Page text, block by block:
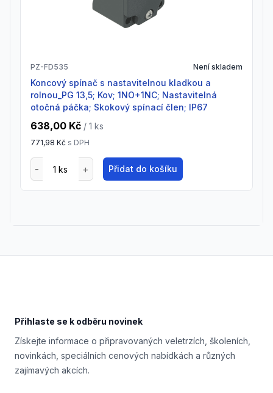
PZ-FD535 Není skladem
Koncový spínač s nastavitelnou kladkou a
rolnou_PG 13,5; Kov; 1NO+1NC; Nastavitelná
otočná páčka; Skokový spínací člen; IP67
638,00 Kč / 1 ks
771,98 Kč s DPH
Přidat do košíku
Přihlaste se k odběru novinek
Získejte informace o připravovaných veletrzích, školeních,
novinkách, speciálních cenových nabídkách a různých
zajímavých akcích.